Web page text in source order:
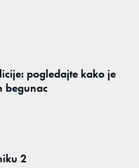
pogledajte kako je
begunac
2